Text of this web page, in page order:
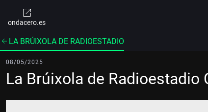
ondacero.es
LA BRÚIXOLA DE RADIOESTADIO
08/05/2025
La Brúixola de